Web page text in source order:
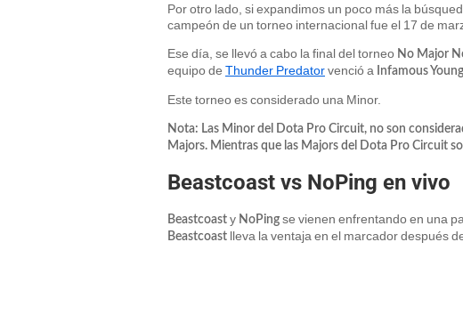
Por otro lado, si expandimos un poco más la
campeón de un torneo internacional fue el 17 de
Ese día, se llevó a cabo la final del torneo No Major
equipo de Thunder Predatorvenció a Infamous Young
Este torneo es considerado una Minor.
Nota: Las Minor del Dota Pro Circuit, no son
Majors. Mientras que las Majors del Dota Pro Circuit
Beastcoast vs NoPing en vivo
Beastcoast y NoPing se vienen enfrentando en una
Beastcoast lleva la ventaja en el marcador después